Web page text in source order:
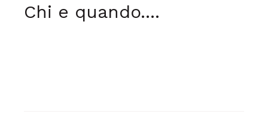
Chi e quando....